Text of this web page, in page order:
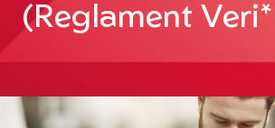
(Reglament